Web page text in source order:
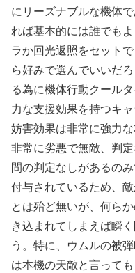
にリーズナブルな機体
れば基本的には誰でも
ラか回光返照をセット
ら好みで選んでいいだ
る為に機体行動クール
力な支援効果を持つキャ
妨害効果は非常に強力
非常に劣悪で無敵、判
間の判定なしがあるの
付与されているため、
とは殆ど無いが、何ら
き込まれてしまえば瞬
う。特に、ウムルの被
は本機の天敵と言って